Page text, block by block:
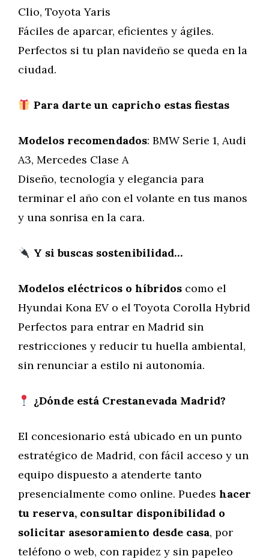
Clio, Toyota Yaris
Fáciles de aparcar, eficientes y ágiles.
Perfectos si tu plan navideño se queda en la
ciudad.
Para darte un capricho estas fiestas
Modelos recomendados: BMW Serie 1, Audi
A3, Mercedes Clase A
Diseño, tecnología y elegancia para
terminar el año con el volante en tus manos
y una sonrisa en la cara.
Y si buscas sostenibilidad…
Modelos eléctricos o híbridos como el
Hyundai Kona EV o el Toyota Corolla Hybrid
Perfectos para entrar en Madrid sin
restricciones y reducir tu huella ambiental,
sin renunciar a estilo ni autonomía.
¿Dónde está Crestanevada Madrid?
El concesionario está ubicado en un punto
estratégico de Madrid, con fácil acceso y un
equipo dispuesto a atenderte tanto
presencialmente como online. Puedes hacer
tu reserva, consultar disponibilidad o
solicitar asesoramiento desde casa, por
teléfono o web, con rapidez y sin papeleo